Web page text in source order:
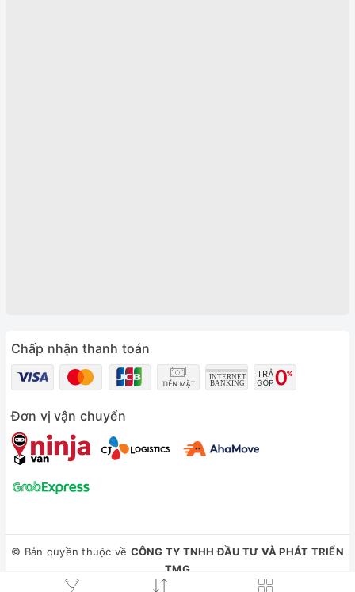
Chấp nhận thanh toán
Đơn vị vận chuyển
© Bản quyền thuộc về CÔNG TY TNHH ĐẦU TƯ VÀ PHÁT TRIỂN
TMG
Cung cấp bởi